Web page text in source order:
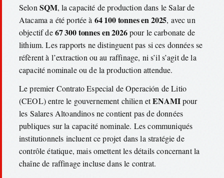
Selon SQM, la capacité de production dans le Salar de
Atacama a été portée à 64 100 tonnes en 2025, avec un
objectif de67 300 tonnes en 2026pour le carbonate de
lithium. Les rapports ne distinguent pas si ces données se
réfèrent à l’extraction ou au raffinage, ni s’il s’agit de la
capacité nominale ou de la production attendue.
Le premier Contrato Especial de Operación de Litio
(CEOL) entre le gouvernement chilien etENAMIpour
les Salares Altoandinos ne contient pas de données
publiques sur la capacité nominale. Les communiqués
institutionnels incluent ce projet dans la stratégie de
contrôle étatique, mais omettent les détails concernant la
chaîne de raffinage incluse dans le contrat.